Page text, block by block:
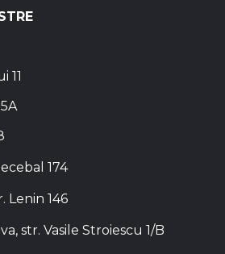
11
174
Lenin 146
str. Vasile Stroiescu 1/B